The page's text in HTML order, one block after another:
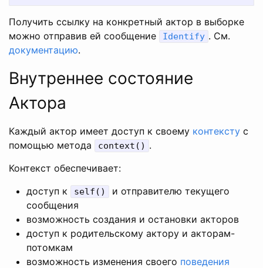
Получить ссылку на конкретный актор в выборке
можно отправив ей сообщение
Identify . См.
документацию.
Внутреннее состояние
Актора
Каждый актор имеет доступ к своему контексту с
помощью метода
context() .
Контекст обеспечивает:
доступ к
self()
и отправителю текущего
сообщения
возможность создания и остановки акторов
доступ к родительскому актору и акторам-
потомкам
возможность изменения своего поведения